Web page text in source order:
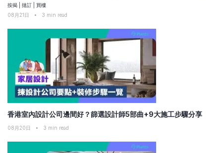
按揭 撻訂
買樓
08月21日
• 3 min read
香港室內設計公司邊間好？篩選設計師5部曲+9大施工步驟分享
08月20日 • 3 min read